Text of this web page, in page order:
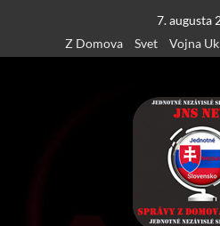
content
7. augusta
Z Domova
Svet Vojna